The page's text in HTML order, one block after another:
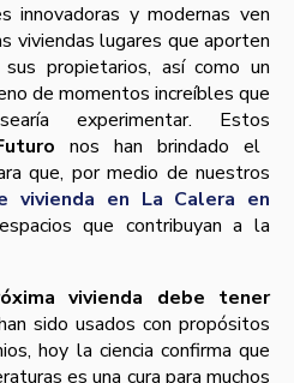
innovadoras y modernas ven
viviendas lugares que aporten
propietarios, así como un
de momentos increíbles que
experimentar. Estos
nos han brindado el
que, por medio de nuestros
vivienda en La Calera en
que contribuyan a la
vivienda debe tener
sido usados con propósitos
hoy la ciencia confirma que
es una cura para muchos